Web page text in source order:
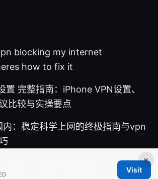
blocking my internet
how to fix it
置 完整指南：iPhone VPN设置、
比较与实操要点
：稳定科学上网的终极指南与vpn
使用：完整步骤与技巧，安装/连 ×
Visit